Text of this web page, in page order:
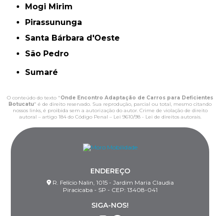
Mogi Mirim
Pirassununga
Santa Bárbara d'Oeste
São Pedro
Sumaré
O conteúdo do texto "Onde Encontro Adaptação de Carros para Deficientes
Botucatu" é de direito reservado. Sua reprodução, parcial ou total, mesmo citando
nossos links, é proibida sem a autorização do autor. Crime de violação de direito
autoral – artigo 184 do Código Penal – Lei 9610/98 - Lei de direitos autorais.
ENDEREÇO
R. Felício Nalin, 1015 - Jardim Maria Claudia
Piracicaba - SP - CEP: 13408-041
SIGA-NOS!